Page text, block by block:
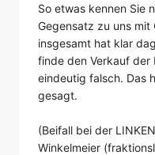
So etwas kennen Sie
Gegensatz zu uns mit
insgesamt hat klar
finde den Verkauf der
eindeutig falsch. Das
gesagt.
(Beifall bei der
Winkelmeier